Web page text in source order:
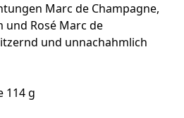
Marc de Champagne,
und Rosé Marc de
und unnachahmlich
114 g